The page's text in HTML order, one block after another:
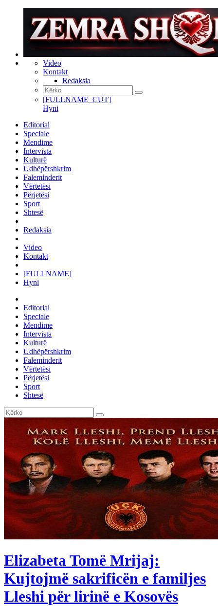
Video
Kontakt
Redaksia
[FULLNAME_CUT]
Hyni
Editorial
Speciale
Mendime
Intervista
Kulturë
Udhëpërshkrim
Faleminderit
Vërtetësi
Përjetësi
Sport
Shtesë
Redaksia
Video
Kontakt
[FULLNAME]
Hyni
Editorial
Speciale
Mendime
Intervista
Kulturë
Udhëpërshkrim
Faleminderit
Vërtetësi
Përjetësi
Sport
Shtesë
Elizabeta Tomë Mrijaj:
Kujtojmë sakrificën e familjes
Lleshi për lirinë e Kosovës